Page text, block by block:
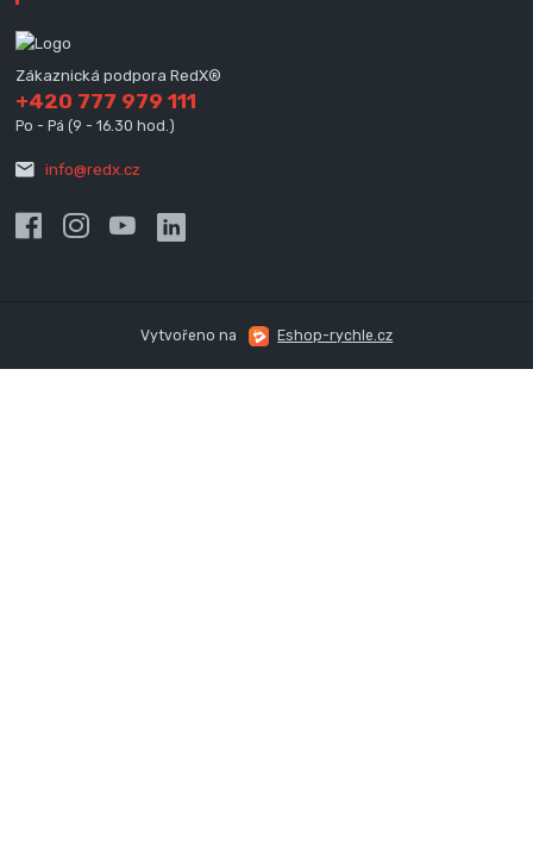
Zákaznická podpora RedX®
+420 777 979 111
Po - Pá (9 - 16.30 hod.)
info@redx.cz
Vytvořeno na Eshop-rychle.cz